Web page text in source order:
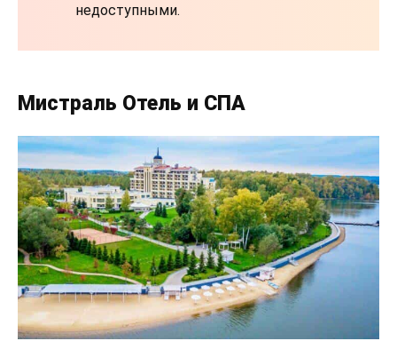
недоступными.
Мистраль Отель и СПА